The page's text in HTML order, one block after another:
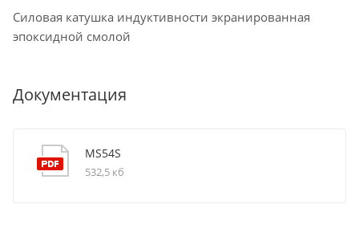
Силовая катушка индуктивности экранированная
эпоксидной смолой
Документация
MS54S
532,5 кб